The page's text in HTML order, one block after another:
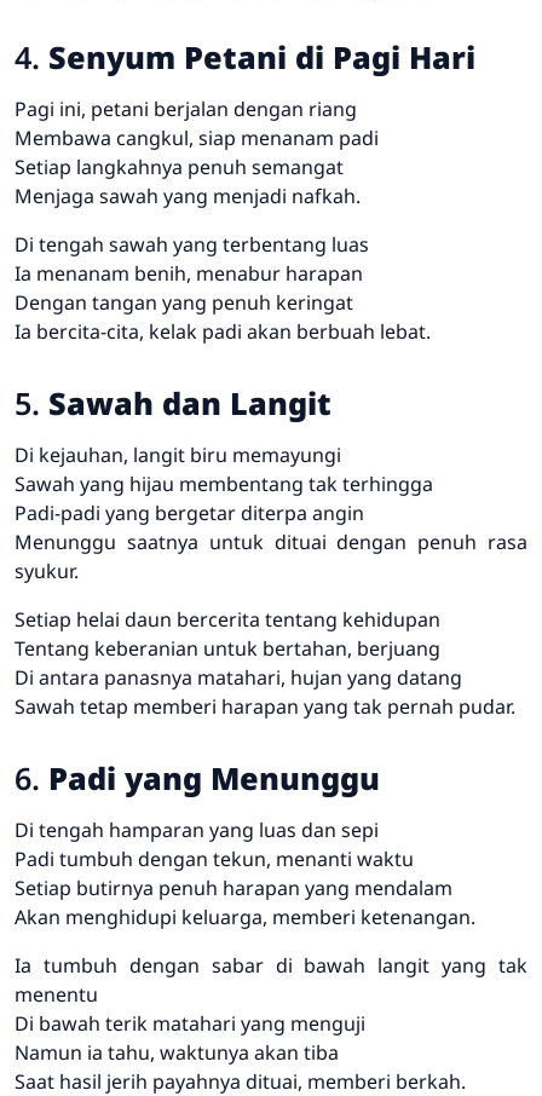
4. Senyum Petani di Pagi Hari
Pagi ini, petani berjalan dengan riang
Membawa cangkul, siap menanam padi
Setiap langkahnya penuh semangat
Menjaga sawah yang menjadi nafkah.
Di tengah sawah yang terbentang luas
Ia menanam benih, menabur harapan
Dengan tangan yang penuh keringat
Ia bercita-cita, kelak padi akan berbuah lebat.
5. Sawah dan Langit
Di kejauhan, langit biru memayungi
Sawah yang hijau membentang tak terhingga
Padi-padi yang bergetar diterpa angin
Menunggu saatnya untuk dituai dengan penuh rasa
syukur.
Setiap helai daun bercerita tentang kehidupan
Tentang keberanian untuk bertahan, berjuang
Di antara panasnya matahari, hujan yang datang
Sawah tetap memberi harapan yang tak pernah pudar.
6. Padi yang Menunggu
Di tengah hamparan yang luas dan sepi
Padi tumbuh dengan tekun, menanti waktu
Setiap butirnya penuh harapan yang mendalam
Akan menghidupi keluarga, memberi ketenangan.
Ia tumbuh dengan sabar di bawah langit yang tak
menentu
Di bawah terik matahari yang menguji
Namun ia tahu, waktunya akan tiba
Saat hasil jerih payahnya dituai, memberi berkah.